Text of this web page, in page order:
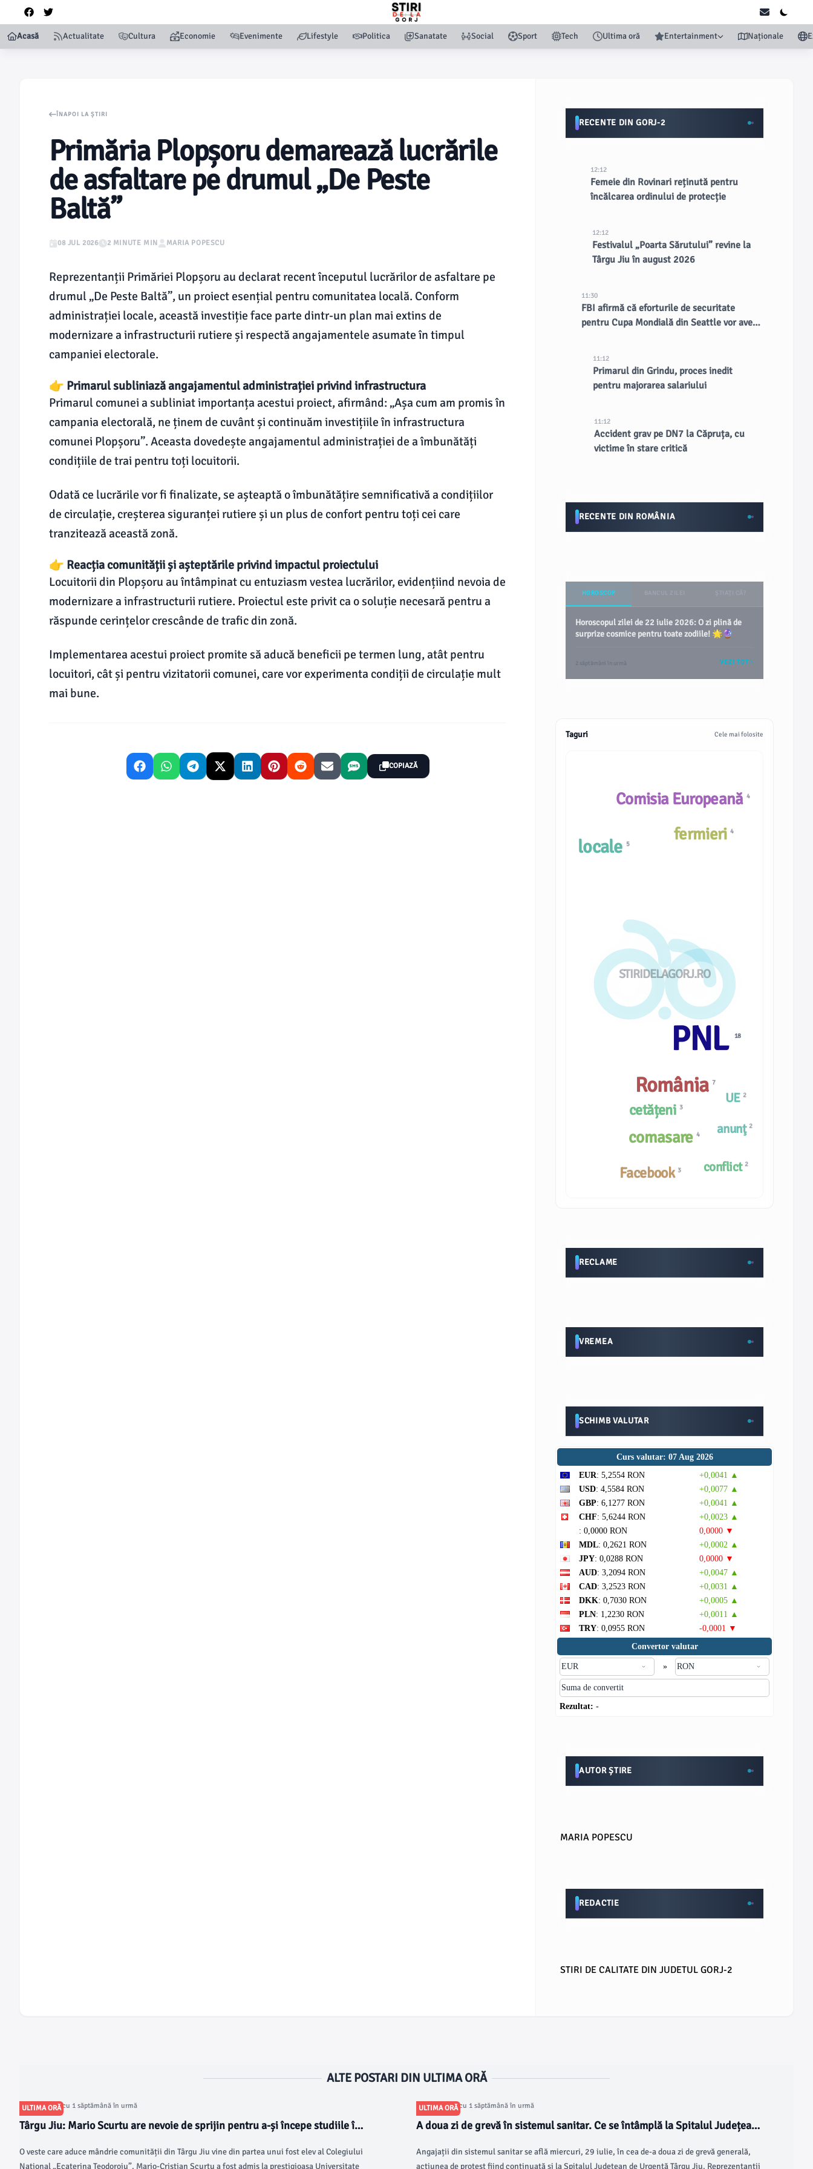
Acasă Actualitate Cultura Economie Evenimente Lifestyle Politica Sanatate Social Sport Tech Ultima oră Entertainment Naționale
ÎNAPOI LA ȘTIRI
Primăria Plopșoru demarează lucrările
de asfaltare pe drumul „De Peste
Baltă”
08 JUL 2026 2 MINUTE MIN MARIA POPESCU
Reprezentanții Primăriei Plopșoru au declarat recent începutul lucrărilor de asfaltare pe
drumul „De Peste Baltă”, un proiect esențial pentru comunitatea locală. Conform
administrației locale, această investiție face parte dintr-un plan mai extins de
modernizare a infrastructurii rutiere și respectă angajamentele asumate în timpul
campaniei electorale.
👉 Primarul subliniază angajamentul administrației privind infrastructura
Primarul comunei a subliniat importanța acestui proiect, afirmând: „Așa cum am promis în
campania electorală, ne ținem de cuvânt și continuăm investițiile în infrastructura
comunei Plopșoru”. Aceasta dovedește angajamentul administrației de a îmbunătăți
condițiile de trai pentru toți locuitorii.
Odată ce lucrările vor fi finalizate, se așteaptă o îmbunătățire semnificativă a condițiilor
de circulație, creșterea siguranței rutiere și un plus de confort pentru toți cei care
tranzitează această zonă.
👉 Reacția comunității și așteptările privind impactul proiectului
Locuitorii din Plopșoru au întâmpinat cu entuziasm vestea lucrărilor, evidențiind nevoia de
modernizare a infrastructurii rutiere. Proiectul este privit ca o soluție necesară pentru a
răspunde cerințelor crescânde de trafic din zonă.
Implementarea acestui proiect promite să aducă beneficii pe termen lung, atât pentru
locuitori, cât și pentru vizitatorii comunei, care vor experimenta condiții de circulație mult
mai bune.
COPIAZĂ
RECENTE DIN GORJ-2
12:12
Femeie din Rovinari reținută pentru
încălcarea ordinului de protecție
12:12
Festivalul „Poarta Sărutului” revine la
Târgu Jiu în august 2026
11:30
FBI afirmă că eforturile de securitate
pentru Cupa Mondială din Seattle vor avea
11:12
Primarul din Grindu, proces inedit
pentru majorarea salariului
11:12
Accident grav pe DN7 la Căpruța, cu
victime în stare critică
RECENTE DIN ROMÂNIA
HOROSCOP
Horoscopul zilei de 22 iulie 2026: O zi plină de
surprize cosmice pentru toate zodiile! 🌟🔮
2 săptămâni în urmă VEZI TOT
Taguri Cele mai folosite
STIRIDELAGORJ.RO
UE 2
cetățeni 3
PNL 18
Facebook 3
România7
anunţ 2
fermieri 4
comasare 4
locale 5
conflict 2
Comisia Europeană 4
RECLAME
VREMEA
SCHIMB VALUTAR
Curs valutar: 07 Aug 2026
EUR: 5,2554 RON
+0,0041 ▲
USD: 4,5584 RON
+0,0077 ▲
GBP: 6,1277 RON
+0,0041 ▲
CHF: 5,6244 RON
+0,0023 ▲
: 0,0000 RON
0,0000 ▼
MDL: 0,2621 RON
+0,0002 ▲
JPY: 0,0288 RON
0,0000 ▼
AUD: 3,2094 RON
+0,0047 ▲
CAD: 3,2523 RON
+0,0031 ▲
DKK: 0,7030 RON
+0,0005 ▲
PLN: 1,2230 RON
+0,0011 ▲
TRY: 0,0955 RON
-0,0001 ▼
Convertor valutar
»
Rezultat: -
AUTOR ȘTIRE
MARIA POPESCU
REDACTIE
STIRI DE CALITATE DIN JUDETUL GORJ-2
ALTE POSTARI DIN ULTIMA ORĂ
ULTIMA ORĂ
Articol postat cu 1 săptămână în urmă
Târgu Jiu: Mario Scurtu are nevoie de sprijin pentru a-și începe studiile în
O veste care aduce mândrie comunității din Târgu Jiu vine din partea unui fost elev al Colegiului
Național „Ecaterina Teodoroiu”. Mario-Cristian Scurtu a fost admis la prestigioasa Universitate
ULTIMA ORĂ
Articol postat cu 1 săptămână în urmă
A doua zi de grevă în sistemul sanitar. Ce se întâmplă la Spitalul Județean
Angajații din sistemul sanitar se află miercuri, 29 iulie, în cea de-a doua zi de grevă generală,
acțiunea de protest fiind continuată și la Spitalul Județean de Urgență Târgu Jiu. Reprezentanții